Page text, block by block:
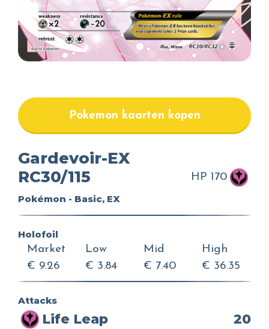
Pokemon kaarten kopen
Gardevoir-EX
RC30/115
Pokémon - Basic, EX
HP 170
Holofoil
Market
€ 9.26
Low
€ 3.84
Mid
€ 7.40
High
€ 36.35
Attacks
Life Leap 20